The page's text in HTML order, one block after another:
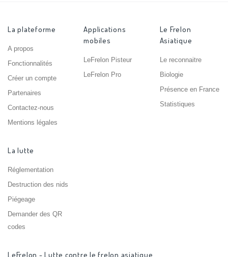
La plateforme
A propos
Fonctionnalités
Créer un compte
Partenaires
Contactez-nous
Mentions légales
Applications
mobiles
LeFrelon Pisteur
LeFrelon Pro
Le Frelon
Asiatique
Le reconnaitre
Biologie
Présence en France
Statistiques
La lutte
Réglementation
Destruction des nids
Piégeage
Demander des QR
codes
LeFrelon - Lutte contre le frelon asiatique